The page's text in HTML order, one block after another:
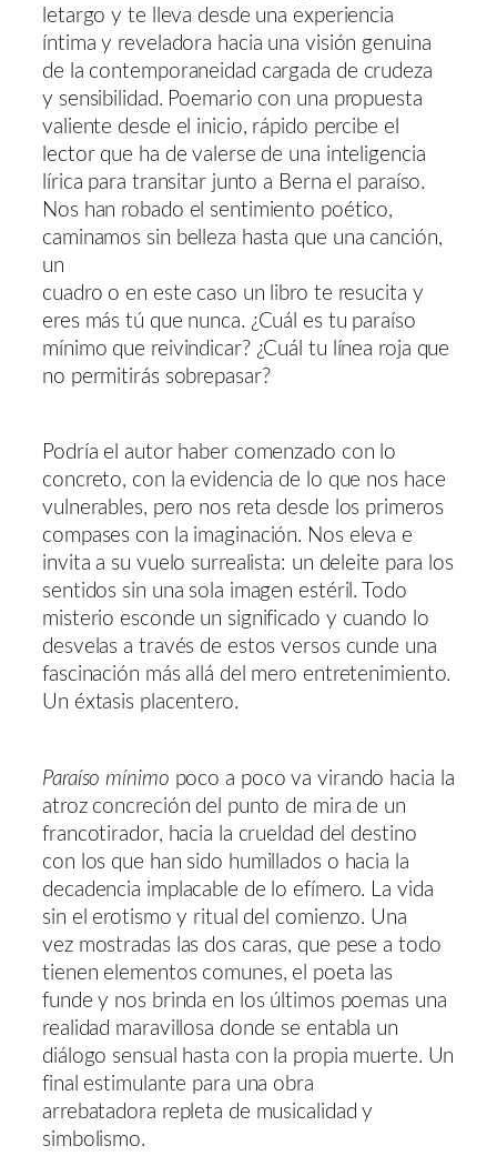
letargo y te lleva desde una experiencia
íntima y reveladora hacia una visión genuina
de la contemporaneidad cargada de crudeza
y sensibilidad. Poemario con una propuesta
valiente desde el inicio, rápido percibe el
lector que ha de valerse de una inteligencia
lírica para transitar junto a Berna el paraíso.
Nos han robado el sentimiento poético,
caminamos sin belleza hasta que una canción,
un
cuadro o en este caso un libro te resucita y
eres más tú que nunca. ¿Cuál es tu paraíso
mínimo que reivindicar? ¿Cuál tu línea roja que
no permitirás sobrepasar?
Podría el autor haber comenzado con lo
concreto, con la evidencia de lo que nos hace
vulnerables, pero nos reta desde los primeros
compases con la imaginación. Nos eleva e
invita a su vuelo surrealista: un deleite para los
sentidos sin una sola imagen estéril. Todo
misterio esconde un significado y cuando lo
desvelas a través de estos versos cunde una
fascinación más allá del mero entretenimiento.
Un éxtasis placentero.
Paraíso mínimo poco a poco va virando hacia la
atroz concreción del punto de mira de un
francotirador, hacia la crueldad del destino
con los que han sido humillados o hacia la
decadencia implacable de lo efímero. La vida
sin el erotismo y ritual del comienzo. Una
vez mostradas las dos caras, que pese a todo
tienen elementos comunes, el poeta las
funde y nos brinda en los últimos poemas una
realidad maravillosa donde se entabla un
diálogo sensual hasta con la propia muerte. Un
final estimulante para una obra
arrebatadora repleta de musicalidad y
simbolismo.